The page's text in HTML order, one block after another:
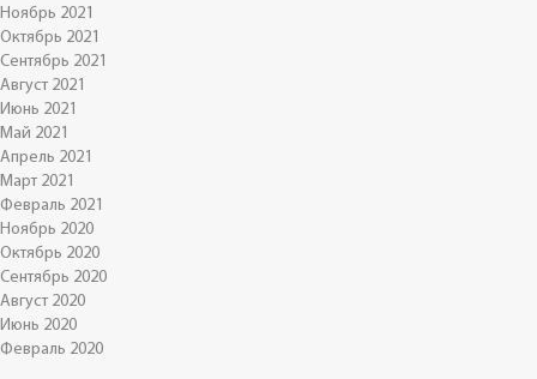
Ноябрь 2021
Октябрь 2021
Сентябрь 2021
Август 2021
Июнь 2021
Май 2021
Апрель 2021
Март 2021
Февраль 2021
Ноябрь 2020
Октябрь 2020
Сентябрь 2020
Август 2020
Июнь 2020
Февраль 2020